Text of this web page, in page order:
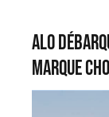
Alo
marque